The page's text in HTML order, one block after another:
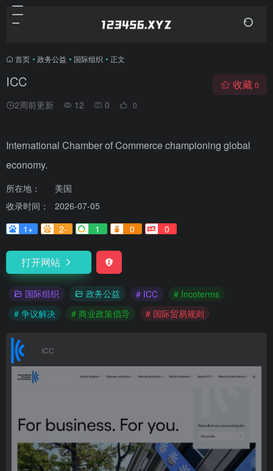
首页 • 政务公益 • 国际组织 • 正文
ICC
2周前更新 12 0 0
收藏 0
International Chamber of Commerce championing global
economy.
所在地：
美国
收录时间：
2026-07-05
1+
2- 1 0 0
打开网站
国际组织 政务公益 # ICC
# Incoterms
# 争议解决
# 商业政策倡导 # 国际贸易规则
ICC